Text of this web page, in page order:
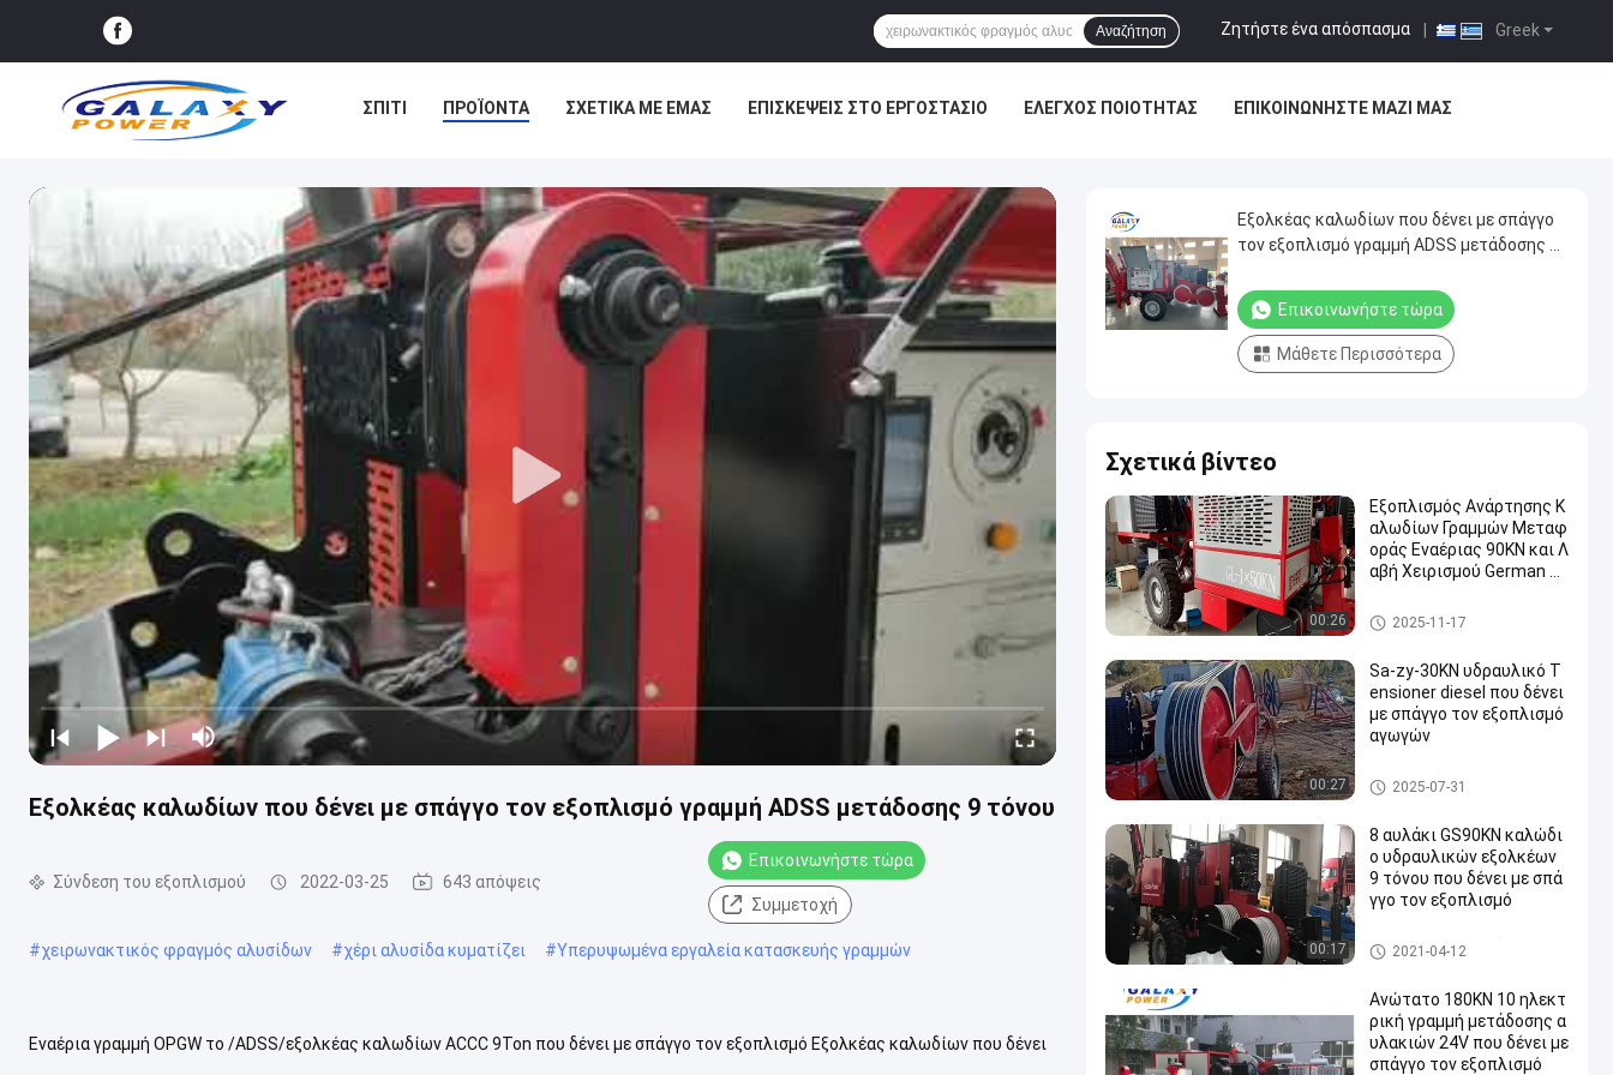
Greek
Ζητήστε ένα απόσπασμα
Αναζήτηση
ΣΠΊΤΙ ΠΡΟΪΌΝΤΑ ΣΧΕΤΙΚΆ ΜΕ ΕΜΆΣ ΕΠΙΣΚΈΨΕΙΣ ΣΤΟ ΕΡΓΟΣΤΆΣΙΟ ΈΛΕΓΧΟΣ ΠΟΙΌΤΗΤΑΣ ΕΠΙΚΟΙΝΩΝΉΣΤΕ ΜΑΖΊ ΜΑΣ
Εξολκέας καλωδίων που δένει με σπάγγο τον εξοπλισμό γραμμή ADSS μετάδοσης 9 τόνου
Σύνδεση του εξοπλισμού 2022-03-25 643 απόψεις
Επικοινωνήστε τώρα
Συμμετοχή
#χειρωνακτικός φραγμός αλυσίδων #χέρι αλυσίδα κυματίζει #Υπερυψωμένα εργαλεία κατασκευής γραμμών
Εναέρια γραμμή OPGW το /ADSS/εξολκέας καλωδίων ACCC 9Ton που δένει με σπάγγο τον εξοπλισμό Εξολκέας καλωδίων που δένει
Εξολκέας καλωδίων που δένει με σπάγγο
τον εξοπλισμό γραμμή ADSS μετάδοσης 9
Επικοινωνήστε τώρα
Μάθετε Περισσότερα
Σχετικά βίντεο
00:26
Εξοπλισμός Ανάρτησης Κ
αλωδίων Γραμμών Μεταφ
οράς Εναέριας 90KN και Λ
αβή Χειρισμού German R
Σύνδεση του εξοπλισμού
2025-11-17
00:27
Sa-zy-30KN υδραυλικό T
ensioner diesel που δένει
με σπάγγο τον εξοπλισμό
αγωγών
υδραυλικό tensioner καλωδί
ων
2025-07-31
00:17
8 αυλάκι GS90KN καλώδι
ο υδραυλικών εξολκέων
9 τόνου που δένει με σπά
γγο τον εξοπλισμό
ηλεκτροφόρο καλώδιο που δ
ένει με σπάγγο τον εξοπλισμ
2021-04-12
Ανώτατο 180KN 10 ηλεκτ
ρική γραμμή μετάδοσης α
υλακιών 24V που δένει με
σπάγγο τον εξοπλισμό